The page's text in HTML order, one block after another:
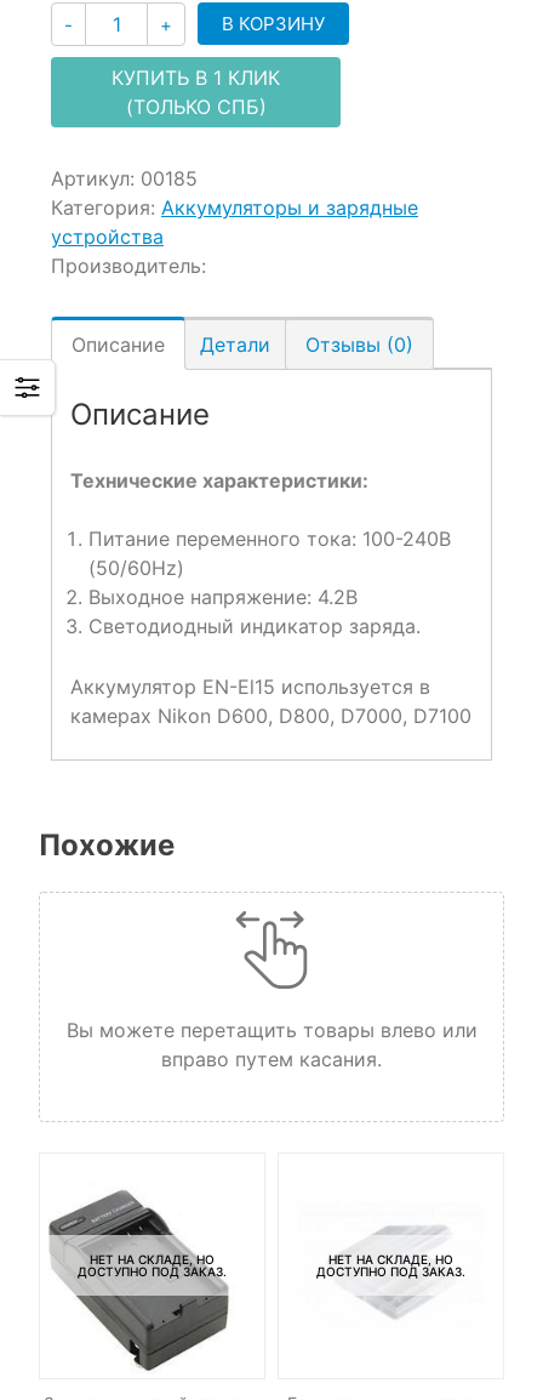
- Количество
+ В КОРЗИНУ
КУПИТЬ В 1 КЛИК
(ТОЛЬКО СПБ)
Артикул: 00185
Категория: Аккумуляторы и зарядные
устройства
Производитель:
Описание Детали Отзывы (0)
Описание
Технические характеристики:
Питание переменного тока: 100-240В
(50/60Hz)
Выходное напряжение: 4.2В
Светодиодный индикатор заряда.
Аккумулятор EN-El15 используется в
камерах Nikon D600, D800, D7000, D7100
Похожие
Вы можете перетащить товары влево или
вправо путем касания.
НЕТ НА СКЛАДЕ, НО
ДОСТУПНО ПОД ЗАКАЗ.
НЕТ НА СКЛАДЕ, НО
ДОСТУПНО ПОД ЗАКАЗ.